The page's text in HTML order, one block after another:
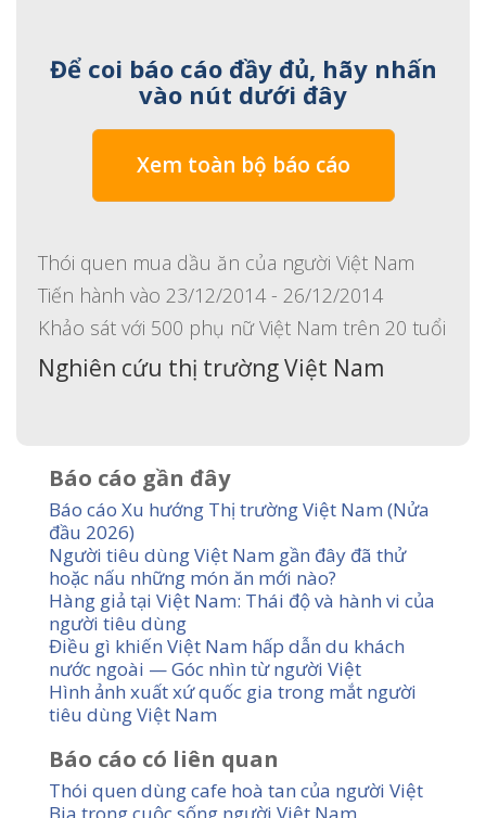
Để coi báo cáo đầy đủ, hãy nhấn
vào nút dưới đây
Xem toàn bộ báo cáo
Thói quen mua dầu ăn của người Việt Nam
Tiến hành vào 23/12/2014 - 26/12/2014
Khảo sát với 500 phụ nữ Việt Nam trên 20 tuổi
Nghiên cứu thị trường Việt Nam
Báo cáo gần đây
Báo cáo Xu hướng Thị trường Việt Nam (Nửa
đầu 2026)
Người tiêu dùng Việt Nam gần đây đã thử
hoặc nấu những món ăn mới nào?
Hàng giả tại Việt Nam: Thái độ và hành vi của
người tiêu dùng
Điều gì khiến Việt Nam hấp dẫn du khách
nước ngoài — Góc nhìn từ người Việt
Hình ảnh xuất xứ quốc gia trong mắt người
tiêu dùng Việt Nam
Báo cáo có liên quan
Thói quen dùng cafe hoà tan của người Việt